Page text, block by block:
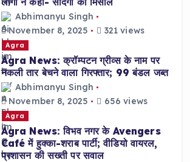
Abhimanyu Singh
November 8, 2025
321 views
Agra
Agra News: क्रॉम्पटन ग्रीव्स के नाम पर
नकली तार बेचने वाला गिरफ्तार; 99 बंडल जब्त
Abhimanyu Singh
November 8, 2025
656 views
Agra
Agra News: विभव नगर के Avengers
Café में हुक्का-शराब पार्टी; वीडियो वायरल,
प्रशासन की सख्ती पर सवाल